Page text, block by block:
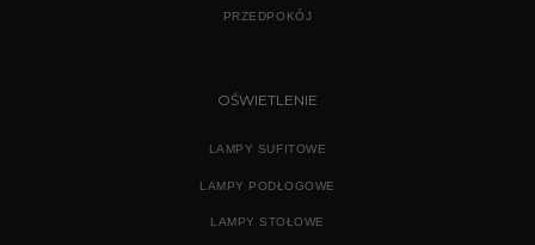
PRZEDPOKÓJ
OŚWIETLENIE
LAMPY SUFITOWE
LAMPY PODŁOGOWE
LAMPY STOŁOWE